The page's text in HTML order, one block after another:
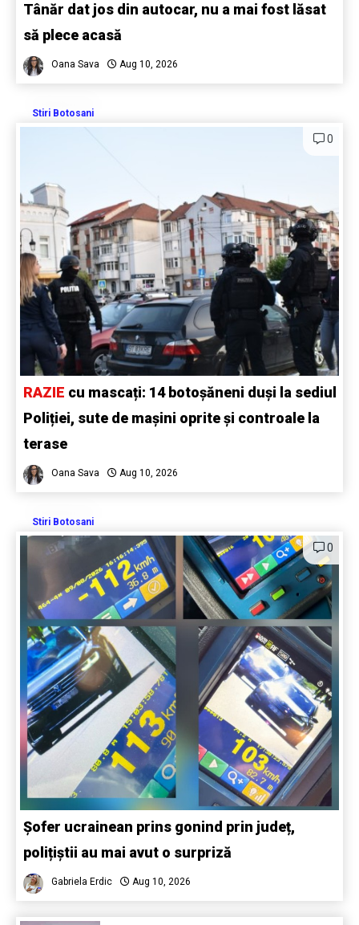
Tânăr dat jos din autocar, nu a mai fost lăsat
să plece acasă
Oana Sava Aug 10, 2026
Stiri Botosani
0
RAZIE cu mascați: 14 botoșăneni duși la sediul
Poliției, sute de mașini oprite și controale la
terase
Oana Sava Aug 10, 2026
Stiri Botosani
0
Șofer ucrainean prins gonind prin județ,
polițiștii au mai avut o surpriză
Gabriela Erdic Aug 10, 2026